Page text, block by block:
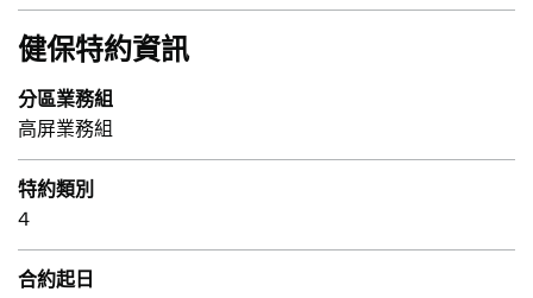
健保特約資訊
分區業務組
高屏業務組
特約類別
4
合約起日